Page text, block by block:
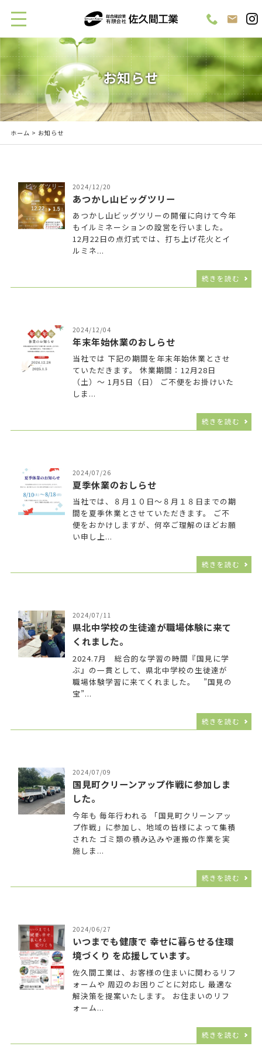
お知らせ
ホーム > お知らせ
2024/12/20
あつかし山ビッグツリー
あつかし山ビッグツリーの開催に向けて今年
もイルミネーションの設営を行いました。
12月22日の点灯式では、打ち上げ花火とイ
ルミネ...
続きを読む
2024/12/04
年末年始休業のおしらせ
当社では 下記の期間を年末年始休業とさせ
ていただきます。 休業期間：12月28日
（土）～ 1月5日（日） ご不便をお掛けいた
しま...
続きを読む
2024/07/26
夏季休業のおしらせ
当社では、８月１０日～８月１８日までの期
間を夏季休業とさせていただきます。 ご不
便をおかけしますが、何卒ご理解のほどお願
い申し上...
続きを読む
2024/07/11
県北中学校の生徒達が職場体験に来て
くれました。
2024.7月 総合的な学習の時間『国見に学
ぶ』の一貫として、県北中学校の生徒達が
職場体験学習に来てくれました。 ”国見の
宝”...
続きを読む
2024/07/09
国見町クリーンアップ作戦に参加しま
した。
今年も 毎年行われる 「国見町クリーンアッ
プ作戦」に参加し、地域の皆様によって集積
された ゴミ類の積み込みや運搬の作業を実
施しま...
続きを読む
2024/06/27
いつまでも健康で 幸せに暮らせる住環
境づくり を応援しています。
佐久間工業は、お客様の住まいに関わるリフ
ォームや 周辺のお困りごとに対応し 最適な
解決策を提案いたします。 お住まいのリフ
ォーム...
続きを読む